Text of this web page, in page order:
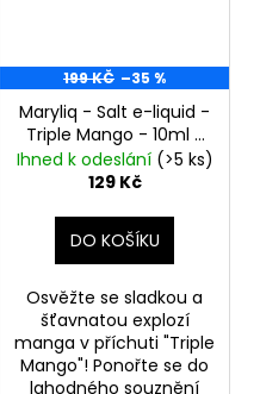
199 KČ –35 %
Maryliq - Salt e-liquid -
Triple Mango - 10ml -
20mg
Ihned k odeslání (>5 ks)
129 Kč
DO KOŠÍKU
Osvěžte se sladkou a
šťavnatou explozí
manga v příchuti "Triple
Mango"! Ponořte se do
lahodného souznění